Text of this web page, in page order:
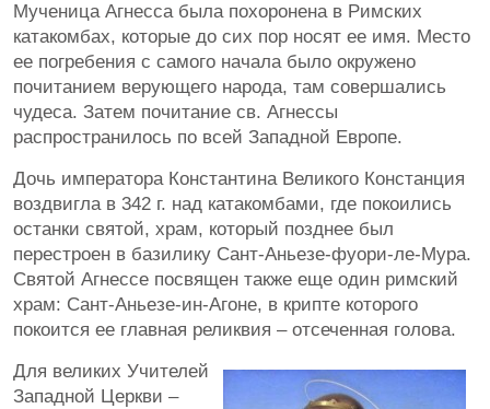
Мученица Агнесса была похоронена в Римских
катакомбах, которые до сих пор носят ее имя. Место
ее погребения с самого начала было окружено
почитанием верующего народа, там совершались
чудеса. Затем почитание св. Агнессы
распространилось по всей Западной Европе.
Дочь императора Константина Великого Констанция
воздвигла в 342 г. над катакомбами, где покоились
останки святой, храм, который позднее был
перестроен в базилику Сант-Аньезе-фуори-ле-Мура.
Святой Агнессе посвящен также еще один римский
храм: Сант-Аньезе-ин-Агоне, в крипте которого
покоится ее главная реликвия – отсеченная голова.
Для великих Учителей
Западной Церкви –